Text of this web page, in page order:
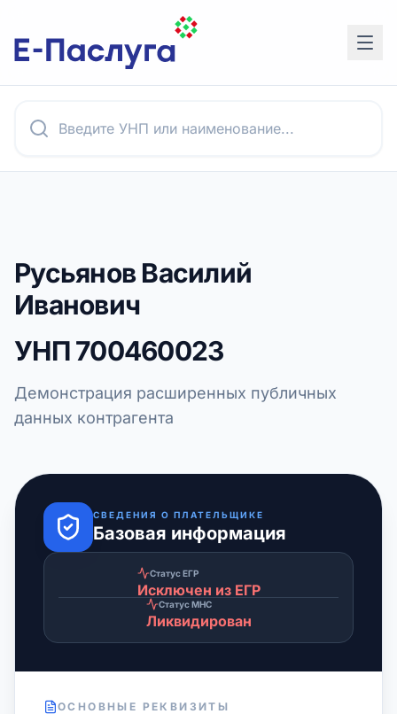
Русьянов Василий
Иванович
УНП700460023
Демонстрация расширенных публичных
данных контрагента
СВЕДЕНИЯ О ПЛАТЕЛЬЩИКЕ
Базовая информация
Статус ЕГР
Исключен из ЕГР
Статус МНС
Ликвидирован
ОСНОВНЫЕ РЕКВИЗИТЫ